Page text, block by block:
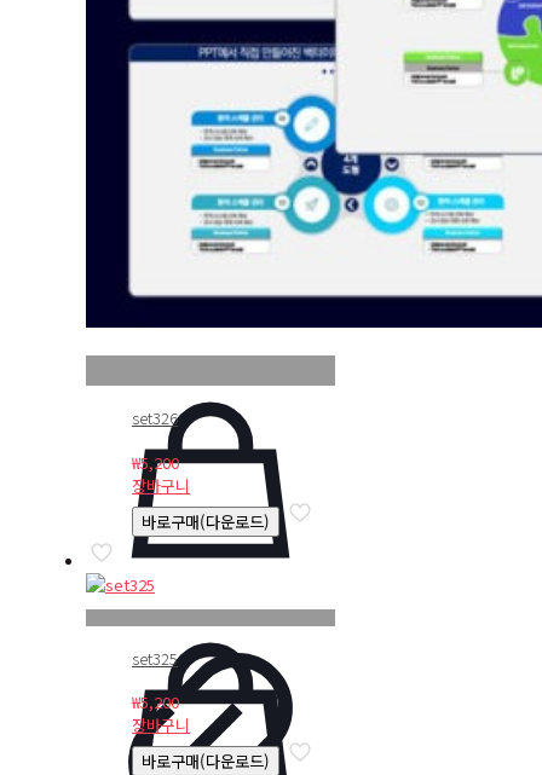
set326
₩5,200
장바구니
바로구매(다운로드)
set325
₩5,200
장바구니
바로구매(다운로드)